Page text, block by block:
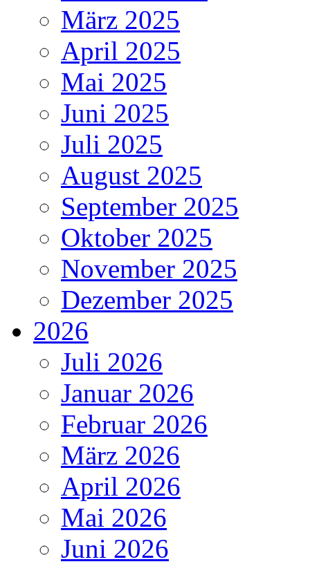
März 2025
April 2025
Mai 2025
Juni 2025
Juli 2025
August 2025
September 2025
Oktober 2025
November 2025
Dezember 2025
2026
Juli 2026
Januar 2026
Februar 2026
März 2026
April 2026
Mai 2026
Juni 2026